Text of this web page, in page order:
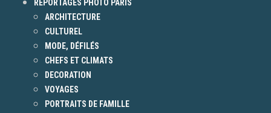
REPORTAGES PHOTO PARIS
ARCHITECTURE
CULTUREL
MODE, DÉFILÉS
CHEFS ET CLIMATS
DECORATION
VOYAGES
PORTRAITS DE FAMILLE